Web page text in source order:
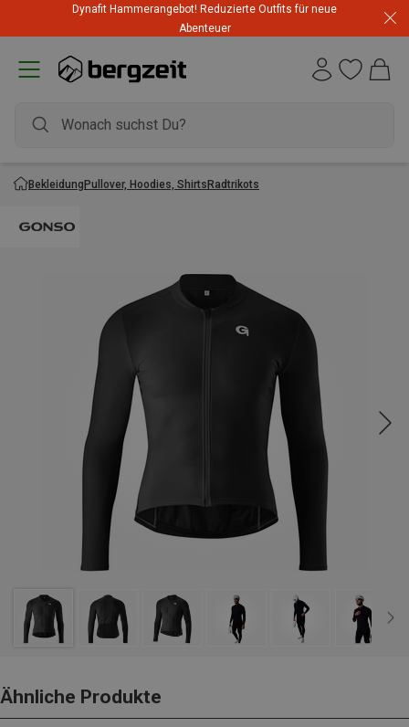
Dynafit Hammerangebot! Reduzierte Outfits für neue
Abenteuer
BekleidungPullover, Hoodies, ShirtsRadtrikots
Ähnliche Produkte